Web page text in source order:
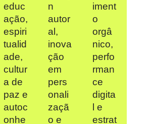
educ
ação,
espiri
tualid
ade,
cultur
a de
paz e
autoc
onhe
n
autor
al,
inova
ção
em
pers
onali
zaçã
o e
iment
o
orgâ
nico,
perfo
rman
ce
digita
l e
estrat